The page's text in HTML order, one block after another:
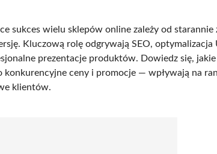
sukces wielu sklepów online zależy od
Kluczową rolę odgrywają SEO, optymalizacja
prezentacje produktów. Dowiedz się,
konkurencyjne ceny i promocje — wpływają na
klientów.